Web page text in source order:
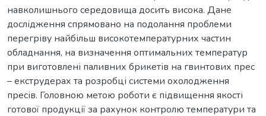
навколишнього середовища досить висока. Дане
дослідження спрямовано на подолання проблеми
перегріву найбільш високотемпературних частин
обладнання, на визначення оптимальних температур
при виготовлені паливних брикетів на гвинтових прес
– екструдерах та розробці системи охолодження
пресів. Головною метою роботи є підвищення якості
готової продукції за рахунок контролю температури та